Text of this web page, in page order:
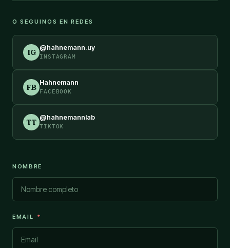
O SEGUINOS EN REDES
IG
@hahnemann.uy
INSTAGRAM
FB
Hahnemann
FACEBOOK
TT
@hahnemannlab
TIKTOK
NOMBRE
EMAIL